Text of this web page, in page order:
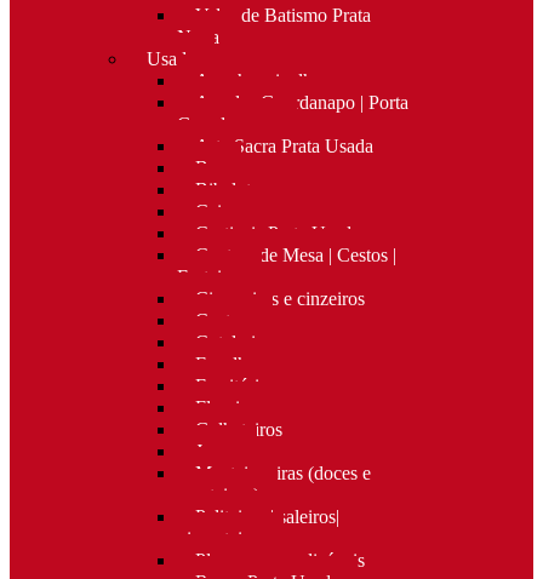
Velas de Batismo Prata
Nova
Usado
Apanha migalhas
Argolas Guardanapo | Porta
Guardanapos
Arte Sacra Prata Usada
Bar
Bibelots
Caixas
Castiçais Prata Usada
Centros de Mesa | Cestos |
Fruteiras
Cigarreiras e cinzeiros
Costura
Cutelaria
Espelhos
Escritório
Floreiras
Galheteiros
Jarras
Manteigueiras (doces e
manteigas)
Paliteiros | saleiros|
pimenteiros
Placas personalizáveis